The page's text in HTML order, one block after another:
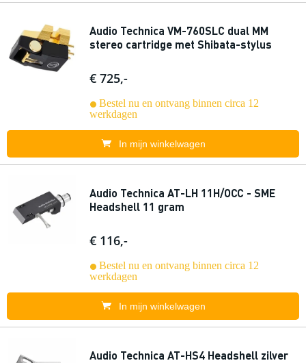
Audio Technica VM-760SLC dual MM
stereo cartridge met Shibata-stylus
€ 725,-
Bestel nu en ontvang binnen circa 12
werkdagen
In mijn winkelwagen
Audio Technica AT-LH 11H/OCC - SME
Headshell 11 gram
€ 116,-
Bestel nu en ontvang binnen circa 12
werkdagen
In mijn winkelwagen
Audio Technica AT-HS4 Headshell zilver